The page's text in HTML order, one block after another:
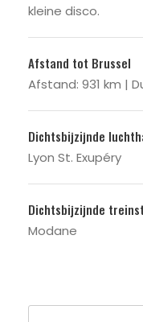
kleine disco.
Afstand tot Brussel
Afstand: 931 km |
Dichtsbijzijnde
Lyon St. Exupéry
Dichtsbijzijnde
Modane